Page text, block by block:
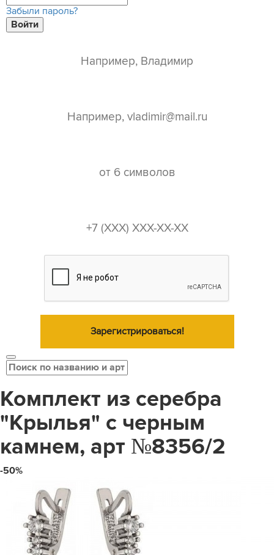
Забыли пароль?
Войти
Зарегистрироваться!
Комплект из серебра
"Крылья" с черным
камнем, арт №8356/2
-50%